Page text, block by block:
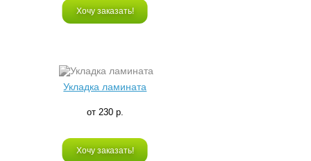
Хочу заказать!
Укладка ламината
от 230 р.
Хочу заказать!